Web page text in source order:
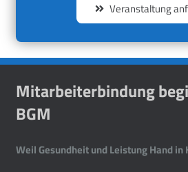
Veranstaltung
Mitarbeiterbindung
BGM
Weil Gesundheit und Leistung Hand in